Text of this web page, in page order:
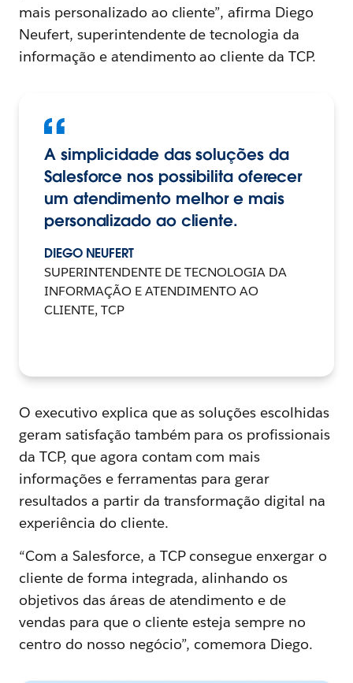
mais personalizado ao cliente”, afirma Diego
Neufert, superintendente de tecnologia da
informação e atendimento ao cliente da TCP.
A simplicidade das soluções da
Salesforce nos possibilita oferecer
um atendimento melhor e mais
personalizado ao cliente.
DIEGO NEUFERT
SUPERINTENDENTE DE TECNOLOGIA DA
INFORMAÇÃO E ATENDIMENTO AO
CLIENTE, TCP
O executivo explica que as soluções escolhidas
geram satisfação também para os profissionais
da TCP, que agora contam com mais
informações e ferramentas para gerar
resultados a partir da transformação digital na
experiência do cliente.
“Com a Salesforce, a TCP consegue enxergar o
cliente de forma integrada, alinhando os
objetivos das áreas de atendimento e de
vendas para que o cliente esteja sempre no
centro do nosso negócio”, comemora Diego.